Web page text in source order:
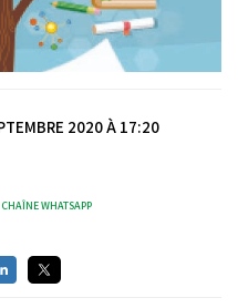
2020 À 17:20
WHATSAPP